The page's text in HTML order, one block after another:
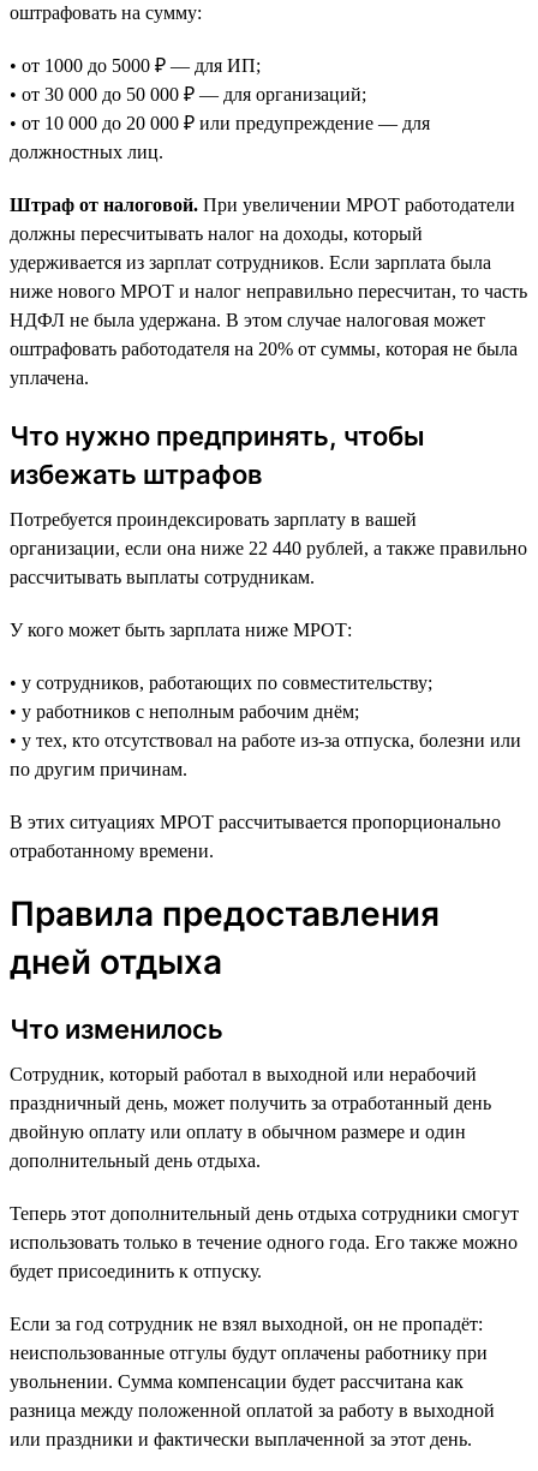
оштрафовать на сумму:
• от 1000 до 5000 ₽ — для ИП;
• от 30 000 до 50 000 ₽ — для организаций;
• от 10 000 до 20 000 ₽ или предупреждение — для
должностных лиц.
Штраф от налоговой. При увеличении МРОТ работодатели
должны пересчитывать налог на доходы, который
удерживается из зарплат сотрудников. Если зарплата была
ниже нового МРОТ и налог неправильно пересчитан, то часть
НДФЛ не была удержана. В этом случае налоговая может
оштрафовать работодателя на 20% от суммы, которая не была
уплачена.
Что нужно предпринять, чтобы
избежать штрафов
Потребуется проиндексировать зарплату в вашей
организации, если она ниже 22 440 рублей, а также правильно
рассчитывать выплаты сотрудникам.
У кого может быть зарплата ниже МРОТ:
• у сотрудников, работающих по совместительству;
• у работников с неполным рабочим днём;
• у тех, кто отсутствовал на работе из-за отпуска, болезни или
по другим причинам.
В этих ситуациях МРОТ рассчитывается пропорционально
отработанному времени.
Правила предоставления
дней отдыха
Что изменилось
Сотрудник, который работал в выходной или нерабочий
праздничный день, может получить за отработанный день
двойную оплату или оплату в обычном размере и один
дополнительный день отдыха.
Теперь этот дополнительный день отдыха сотрудники смогут
использовать только в течение одного года. Его также можно
будет присоединить к отпуску.
Если за год сотрудник не взял выходной, он не пропадёт:
неиспользованные отгулы будут оплачены работнику при
увольнении. Сумма компенсации будет рассчитана как
разница между положенной оплатой за работу в выходной
или праздники и фактически выплаченной за этот день.